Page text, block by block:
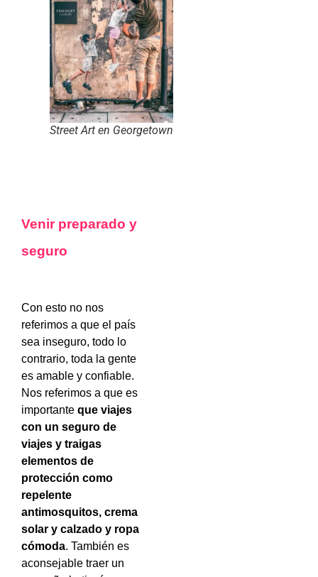
Street Art en Georgetown
Venir preparado y
seguro
Con esto no nos
referimos a que el país
sea inseguro, todo lo
contrario, toda la gente
es amable y confiable.
Nos referimos a que es
importante que viajes
con un seguro de
viajes y traigas
elementos de
protección como
repelente
antimosquitos, crema
solar y calzado y ropa
cómoda. También es
aconsejable traer un